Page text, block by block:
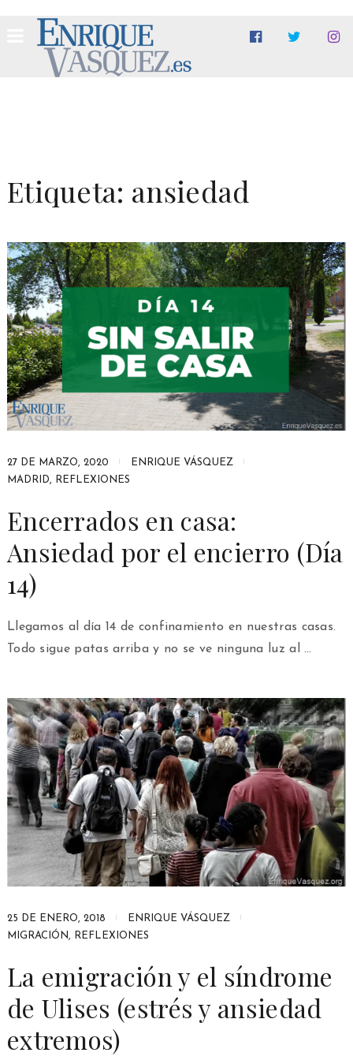
Etiqueta: ansiedad
27 DE MARZO, 2020
ENRIQUE VÁSQUEZ
MADRID, REFLEXIONES
Encerrados en casa:
Ansiedad por el encierro (Día
14)
Llegamos al día 14 de confinamiento en nuestras casas.
Todo sigue patas arriba y no se ve ninguna luz al …
25 DE ENERO, 2018
ENRIQUE VÁSQUEZ
MIGRACIÓN, REFLEXIONES
La emigración y el síndrome
de Ulises (estrés y ansiedad
extremos)